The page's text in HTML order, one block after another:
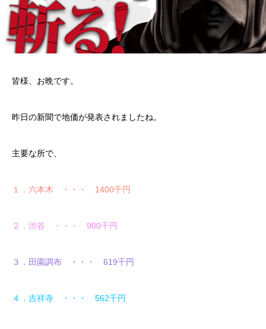
皆様、お晩です。
昨日の新聞で地価が発表されましたね。
主要な所で、
１．六本木 ・・・ 1400千円
２．渋谷 ・・・ 900千円
３．田園調布 ・・・ 619千円
４．吉祥寺 ・・・ 562千円